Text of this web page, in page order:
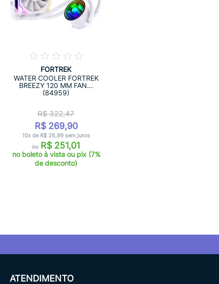
FORTREK
WATER COOLER FORTREK
BREEZY 120 MM FAN...
(84959)
R$ 322,47
R$ 269,90
10x de R$ 26,99 sem juros
ou R$ 251,01
no boleto à vista ou pix (7%
de desconto)
ATENDIMENTO